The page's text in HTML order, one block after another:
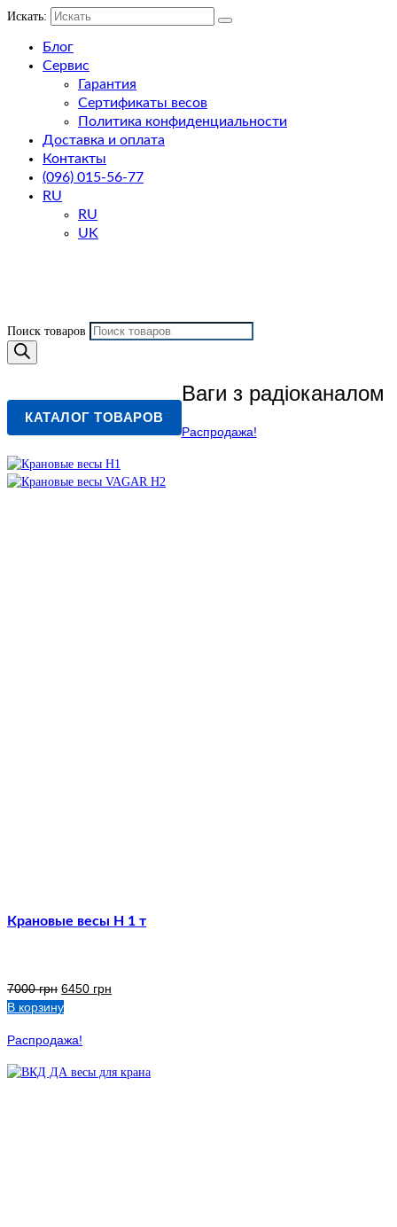
Искать:
Блог
Сервис
Гарантия
Сертификаты весов
Политика конфиденциальности
Доставка и оплата
Контакты
(096) 015-56-77
RU
RU
UK
Поиск товаров
КАТАЛОГ ТОВАРОВ
Ваги з радіоканалом
Распродажа!
Крановые весы Н 1 т
7000грн 6450 грн
В корзину
Распродажа!